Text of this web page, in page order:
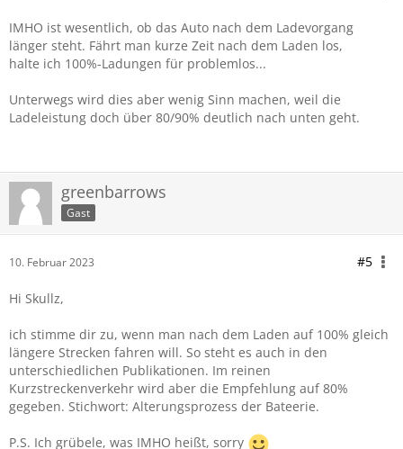
IMHO ist wesentlich, ob das Auto nach dem Ladevorgang
länger steht. Fährt man kurze Zeit nach dem Laden los,
halte ich 100%-Ladungen für problemlos...
Unterwegs wird dies aber wenig Sinn machen, weil die
Ladeleistung doch über 80/90% deutlich nach unten geht.
greenbarrows
Gast
10. Februar 2023 #5
Hi Skullz,
ich stimme dir zu, wenn man nach dem Laden auf 100% gleich
längere Strecken fahren will. So steht es auch in den
unterschiedlichen Publikationen. Im reinen
Kurzstreckenverkehr wird aber die Empfehlung auf 80%
gegeben. Stichwort: Alterungsprozess der Bateerie.
P.S. Ich grübele, was IMHO heißt, sorry